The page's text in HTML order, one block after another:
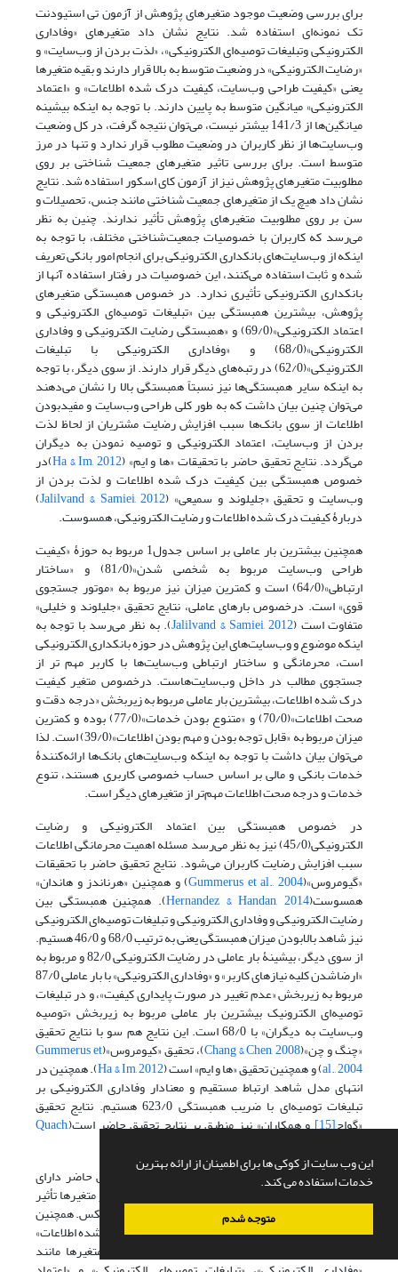
این وب سایت از کوکی ها برای اطمینان از ارائه بهترین
خدمات استفاده می کند.
متوجه شدم
برای بررسی وضعیت موجود متغیرهای پژوهش از آزمون تی استیودنت
تک نمونه‌ای استفاده شد. نتایج نشان داد متغیرهای «وفاداری
الکترونیکی وتبلیغات توصیه‌ای الکترونیکی»، «لذت بردن از وب‌سایت» و
«رضایت الکترونیکی» در وضعیت متوسط به بالا قرار دارند و بقیه متغیرها
یعنی «کیفیت طراحی وب‌سایت، کیفیت درک شده اطلاعات» و «اعتماد
الکترونیکی» میانگین متوسط به پایین دارند. با توجه به اینکه بیشینه
میانگین‌ها از 141/3 بیشتر نیست، می‌توان نتیجه‌ گرفت، در کل وضعیت
وب‌سایت‌ها از نظر کاربران در وضعیت مطلوب قرار ندارد و تنها در مرز
متوسط است. برای بررسی تاثیر متغیرهای جمعیت شناختی بر روی
مطلوبیت متغیرهای پژوهش نیز از آزمون کای اسکور استفاده شد. نتایج
نشان داد هیچ یک از متغیرهای جمعیت شناختی مانند جنس، تحصیلات و
سن بر روی مطلوبیت متغیرهای پژوهش تأثیر ندارند. چنین به نظر
می‌رسد که کاربران با خصوصیات جمعیت‌شناختی مختلف، با توجه به
اینکه از وب‌سایت‌های بانکداری الکترونیکی برای انجام امور بانکی تعریف
شده و ثابت استفاده می‌کنند، این خصوصیات در رفتار استفاده آنها از
بانکداری الکترونیکی تأثیری ندارد. در خصوص همبستگی متغیرهای
پژوهش، بیشترین همبستگی بین «تبلیغات توصیه‌ای الکترونیکی و
اعتماد الکترونیکی»(69/0) و «همبستگی رضایت الکترونیکی و وفاداری
الکترونیکی»(68/0) و «وفاداری الکترونیکی با تبلیغات
الکترونیکی»(62/0) در رتبه‌های دیگر قرار دارند. از سوی دیگر، با توجه
به اینکه سایر همبستگی‌ها نیز نسبتاً همبستگی بالا را نشان می‌دهند
می‌توان چنین بیان داشت که به طور کلی طراحی وب‌سایت و مفیدبودن
اطلاعات از سوی بانک‌ها سبب افزایش رضایت مشتریان از لحاظ لذت
بردن از وب‌سایت، اعتماد الکترونیکی و توصیه نمودن به دیگران
می‌گردد. نتایج تحقیق حاضر با تحقیقات «ها و ایم» (Ha & Im, 2012)در
خصوص همبستگی بین کیفیت درک شده اطلاعات و لذت بردن از
وب‌سایت و تحقیق «جلیلوند و سمیعی» (Jalilvand & Samiei, 2012
)
دربارۀ کیفیت درک شده اطلاعات و رضایت الکترونیکی، همسوست.
همچنین بیشترین بار عاملی بر اساس جدول1 مربوط به حوزۀ «کیفیت
طراحی وب‌سایت مربوط به شخصی شدن»(81/0) و «ساختار
ارتباطی»(64/0) است و کمترین میزان نیز مربوط به «موتور جستجوی
قوی» است. درخصوص بارهای عاملی، نتایج تحقیق «جلیلوند و خلیلی»
متفاوت است (Jalilvand & Samiei, 2012). به نظر می‌رسد با توجه به
اینکه موضوع و وب‌سایت‌های این پژوهش در حوزه بانکداری الکترونیکی
است، محرمانگی و ساختار ارتباطی وب‌سایت‌ها با کاربر مهم تر از
جستجوی مطالب در داخل وب‌سایت‌هاست. درخصوص متغیر کیفیت
درک شده اطلاعات، بیشترین بار عاملی مربوط به زیربخش «درجه دقت و
صحت اطلاعات»(70/0) و «متنوع بودن خدمات»(77/0) بوده و کمترین
میزان مربوط به «قابل توجه بودن و مهم بودن اطلاعات»(39/0) است. لذا
می‌توان بیان داشت با توجه به اینکه وب‌سایت‌های بانک‌ها ارائه‌کنندۀ
خدمات بانکی و مالی بر اساس حساب خصوصی کاربری هستند، تنوع
خدمات و درجه صحت اطلاعات مهم‌تر از متغیرهای دیگر است.
در خصوص همبستگی بین اعتماد الکترونیکی و رضایت
الکترونیکی(45/0) نیز به نظر می‌رسد مسئله اهمیت محرمانگی اطلاعات
سبب افزایش رضایت کاربران می‌شود. نتایج تحقیق حاضر با تحقیقات
«گیومروس»(Gummerus et al., 2004) و همچنین «هرناندز و هاندان»
همسوست(Hernandez & Handan, 2014). همچنین همبستگی بین
رضایت الکترونیکی و وفاداری الکترونیکی و تبلیغات توصیه‌ای الکترونیکی
نیز شاهد بالابودن میزان همبستگی یعنی به ترتیب 68/0 و 46/0 هستیم.
از سوی دیگر، بیشینۀ بار عاملی در رضایت الکترونیکی 82/0 و مربوط به
«ارضاشدن کلیه نیازهای کاربر» و «وفاداری الکترونیکی» با بار عاملی 87/0
مربوط به زیربخش «عدم تغییر در صورت پایداری کیفیت»، و در تبلیغات
توصیه‌ای الکترونیک بیشترین بار عاملی مربوط به زیربخش «توصیه
وب‌سایت به دیگران» با 68/0 است. این نتایج هم سو با نتایج تحقیق
«چنگ و چن»(Chang & Chen, 2008)، تحقیق «کیومروس»(Gummerus et
al., 2004) و همچنین تحقیق «ها و ایم» است (Ha & Im, 2012). همچنین در
انتهای مدل شاهد ارتباط مستقیم و معنادار وفاداری الکترونیکی بر
تبلیغات توصیه‌ای با ضریب همبستگی 623/0 هستیم. نتایج تحقیق
«گواچ[15] و همکاران» نیز منطبق بر نتایج تحقیق حاضر است(Quach,
به طور کلی می توان بیان داشت مدل ساختاری پژوهش حاضر دارای
متغیرهای کاملا وابسته به هم است و بهبود در هر کدام از متغیرها تأثیر
مستقیم و مثبتی بر روی سایر متغیرها خواهد داشت و برعکس. همچنین
متغیرهایی مانند «کیفیت طراحی وب‌سایت» و«کیفیت درک شده اطلاعات»
از سوی مدیران وب‌سایت‌ها کنترل می‌شوند و سایر متغیرها مانند